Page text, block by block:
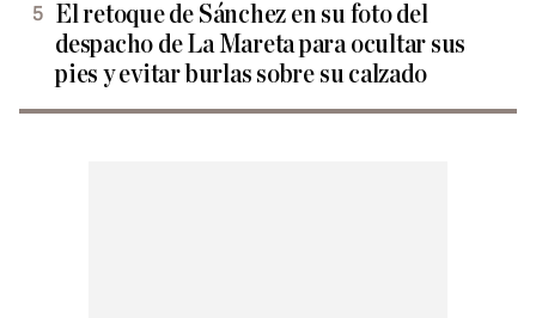
El retoque de Sánchez en su foto del
despacho de La Mareta para ocultar sus
pies y evitar burlas sobre su calzado